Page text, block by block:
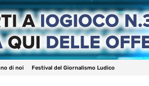
di noi Festival del Giornalismo Ludico